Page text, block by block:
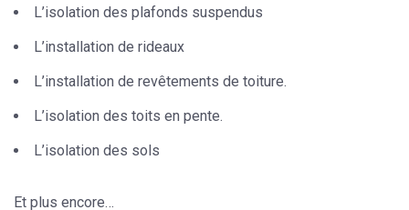
L’isolation des plafonds suspendus
L’installation de rideaux
L’installation de revêtements de toiture.
L’isolation des toits en pente.
L’isolation des sols
Et plus encore…